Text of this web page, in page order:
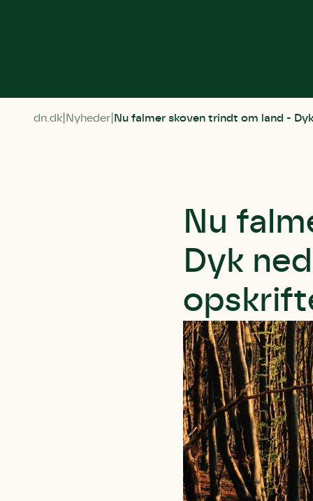
dn.dk Nyheder Nu falmer skoven trindt om land -
Nu
Dyk